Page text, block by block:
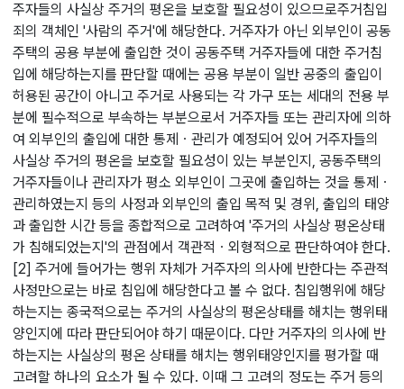
주자들의 사실상 주거의 평온을 보호할 필요성이 있으므로주거침입
죄의 객체인 '사람의 주거'에 해당한다. 거주자가 아닌 외부인이 공동
주택의 공용 부분에 출입한 것이 공동주택 거주자들에 대한 주거침
입에 해당하는지를 판단할 때에는 공용 부분이 일반 공중의 출입이
허용된 공간이 아니고 주거로 사용되는 각 가구 또는 세대의 전용 부
분에 필수적으로 부속하는 부분으로서 거주자들 또는 관리자에 의하
여 외부인의 출입에 대한 통제ㆍ관리가 예정되어 있어 거주자들의
사실상 주거의 평온을 보호할 필요성이 있는 부분인지, 공동주택의
거주자들이나 관리자가 평소 외부인이 그곳에 출입하는 것을 통제ㆍ
관리하였는지 등의 사정과 외부인의 출입 목적 및 경위, 출입의 태양
과 출입한 시간 등을 종합적으로 고려하여 '주거의 사실상 평온상태
가 침해되었는지'의 관점에서 객관적ㆍ외형적으로 판단하여야 한다.
[2] 주거에 들어가는 행위 자체가 거주자의 의사에 반한다는 주관적
사정만으로는 바로 침입에 해당한다고 볼 수 없다. 침입행위에 해당
하는지는 종국적으로는 주거의 사실상의 평온상태를 해치는 행위태
양인지에 따라 판단되어야 하기 때문이다. 다만 거주자의 의사에 반
하는지는 사실상의 평온 상태를 해치는 행위태양인지를 평가할 때
고려할 하나의 요소가 될 수 있다. 이때 그 고려의 정도는 주거 등의